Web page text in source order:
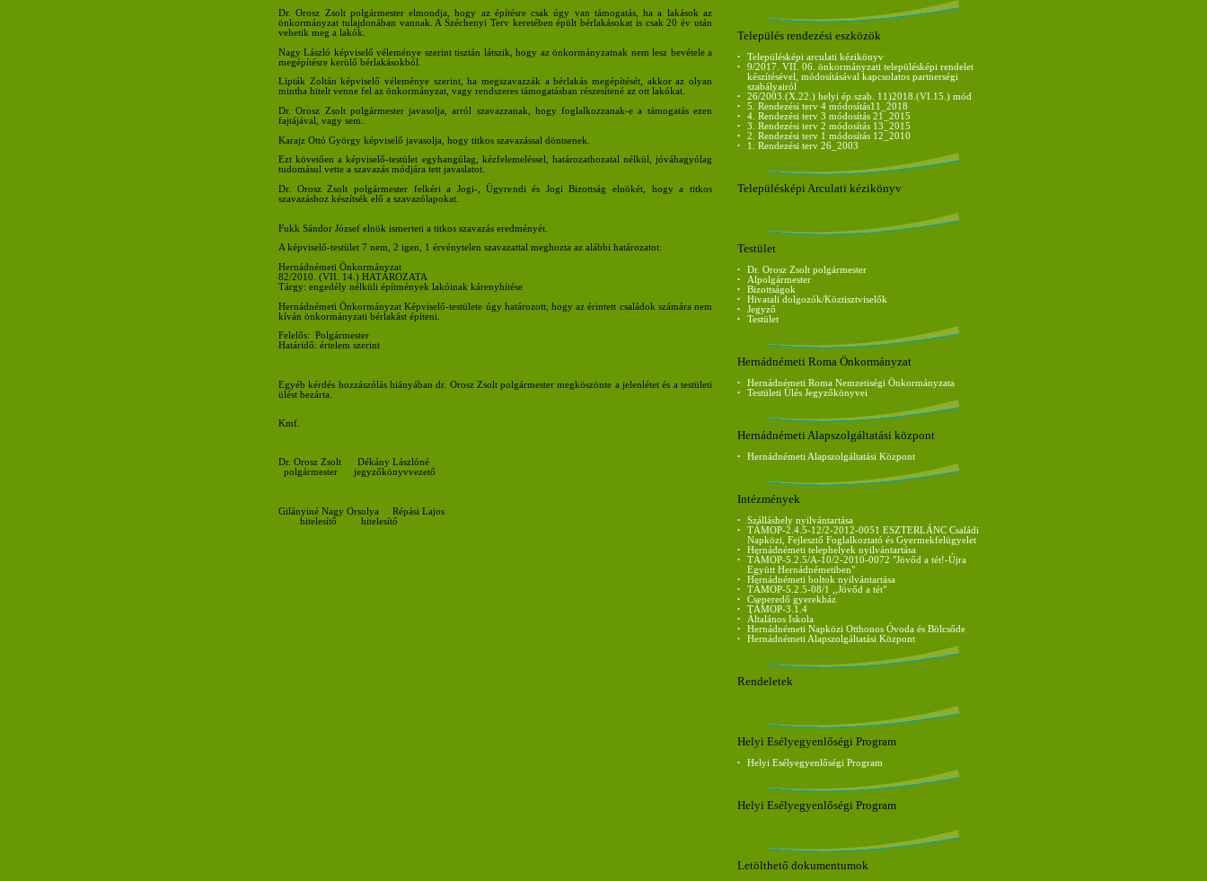
Dr. Orosz Zsolt polgármester elmondja, hogy az építésre csak úgy van támogatás, ha a lakások az
önkormányzat tulajdonában vannak. A Széchenyi Terv keretében épült bérlakásokat is csak 20 év után
vehetik meg a lakók.
Nagy László képviselő véleménye szerint tisztán látszik, hogy az önkormányzatnak nem lesz bevétele a
megépítésre kerülő bérlakásokból.
Lipták Zoltán képviselő véleménye szerint, ha megszavazzák a bérlakás megépítését, akkor az olyan
mintha hitelt venne fel az önkormányzat, vagy rendszeres támogatásban részesítené az ott lakókat.
Dr. Orosz Zsolt polgármester javasolja, arról szavazzanak, hogy foglalkozzanak-e a támogatás ezen
fajtájával, vagy sem.
Karajz Ottó György képviselő javasolja, hogy titkos szavazással döntsenek.
Ezt követően a képviselő-testület egyhangúlag, kézfelemeléssel, határozathozatal nélkül, jóváhagyólag
tudomásul vette a szavazás módjára tett javaslatot.
Dr. Orosz Zsolt polgármester felkéri a Jogi-, Ügyrendi és Jogi Bizottság elnökét, hogy a titkos
szavazáshoz készítsék elő a szavazólapokat.
Fukk Sándor József elnök ismerteti a titkos szavazás eredményét.
A képviselő-testület 7 nem, 2 igen, 1 érvénytelen szavazattal meghozta az alábbi határozatot:
Hernádnémeti Önkormányzat
82/2010. (VII. 14.) HATÁROZATA
Tárgy: engedély nélküli építmények lakóinak kárenyhítése
Hernádnémeti Önkormányzat Képviselő-testülete úgy határozott, hogy az érintett családok számára nem
kíván önkormányzati bérlakást építeni.
Felelős: Polgármester
Határidő: értelem szerint
Egyéb kérdés hozzászólás hiányában dr. Orosz Zsolt polgármester megköszönte a jelenlétet és a testületi
ülést bezárta.
Kmf.
Dr. Orosz Zsolt Dékány Lászlóné
polgármester jegyzőkönyvvezető
Gilányiné Nagy Orsolya Répási Lajos
hitelesítő hitelesítő
Település rendezési eszközök
• Településképi arculati kézikönyv
•
9/2017. VII. 06. önkormányzati településképi rendelet
készítésével, módosításával kapcsolatos partnerségi
szabályairól
• 26/2003.(X.22.) helyi ép.szab. 11)2018.(VI.15.) mód
• 5. Rendezési terv 4 módosítás11_2018
• 4. Rendezési terv 3 módosítás 21_2015
• 3. Rendezési terv 2 módosítás 13_2015
• 2. Rendezési terv 1 módosítás 12_2010
• 1. Rendezési terv 26_2003
Településképi Arculati kézikönyv
Testület
• Dr. Orosz Zsolt polgármester
• Alpolgármester
• Bizottságok
• Hivatali dolgozók/Köztisztviselők
• Jegyző
• Testület
Hernádnémeti Roma Önkormányzat
• Hernádnémeti Roma Nemzetiségi Önkormányzata
• Testületi Ülés Jegyzőkönyvei
Hernádnémeti Alapszolgáltatási központ
• Hernádnémeti Alapszolgáltatási Központ
Intézmények
• Szálláshely nyilvántartása
•
TÁMOP-2.4.5-12/2-2012-0051 ESZTERLÁNC Családi
Napközi, Fejlesztő Foglalkoztató és Gyermekfelügyelet
• Hernádnémeti telephelyek nyilvántartása
•
TÁMOP-5.2.5/A-10/2-2010-0072 "Jövőd a tét!-Újra
Együtt Hernádnémetiben"
• Hernádnémeti boltok nyilvántartása
• TÁMOP-5.2.5-08/1 ,,Jövőd a tét"
• Cseperedő gyerekház
• TÁMOP-3.1.4
• Általános Iskola
• Hernádnémeti Napközi Otthonos Óvoda és Bölcsőde
• Hernádnémeti Alapszolgáltatási Központ
Rendeletek
Helyi Esélyegyenlőségi Program
• Helyi Esélyegyenlőségi Program
Helyi Esélyegyenlőségi Program
Letölthető dokumentumok